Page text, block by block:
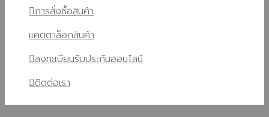
การสั่งซื้อสินค้า
แคตตาล็อกสินค้า
ลงทะเบียนรับประกันออนไลน์
ติดต่อเรา